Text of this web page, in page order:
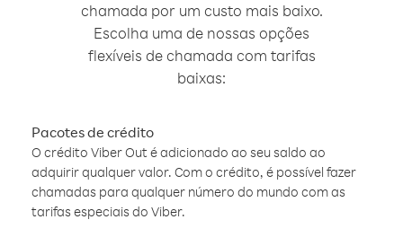
chamada por um custo mais baixo.
Escolha uma de nossas opções
flexíveis de chamada com tarifas
baixas:
Pacotes de crédito
O crédito Viber Out é adicionado ao seu saldo ao
adquirir qualquer valor. Com o crédito, é possível fazer
chamadas para qualquer número do mundo com as
tarifas especiais do Viber.